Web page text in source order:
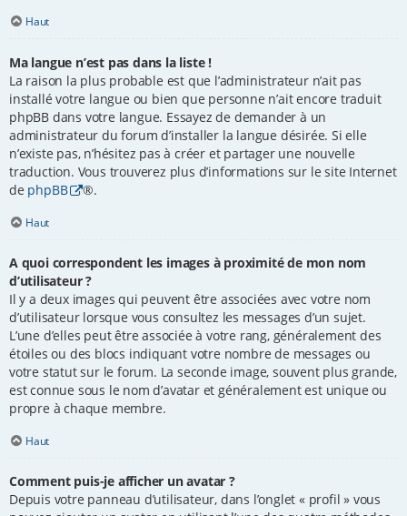
Haut
Ma langue n’est pas dans la liste !
La raison la plus probable est que l’administrateur n’ait pas
installé votre langue ou bien que personne n’ait encore traduit
phpBB dans votre langue. Essayez de demander à un
administrateur du forum d’installer la langue désirée. Si elle
n’existe pas, n’hésitez pas à créer et partager une nouvelle
traduction. Vous trouverez plus d’informations sur le site Internet
de phpBB ®.
Haut
A quoi correspondent les images à proximité de mon nom
d’utilisateur ?
Il y a deux images qui peuvent être associées avec votre nom
d’utilisateur lorsque vous consultez les messages d’un sujet.
L’une d’elles peut être associée à votre rang, généralement des
étoiles ou des blocs indiquant votre nombre de messages ou
votre statut sur le forum. La seconde image, souvent plus grande,
est connue sous le nom d’avatar et généralement est unique ou
propre à chaque membre.
Haut
Comment puis-je afficher un avatar ?
Depuis votre panneau d’utilisateur, dans l’onglet « profil » vous